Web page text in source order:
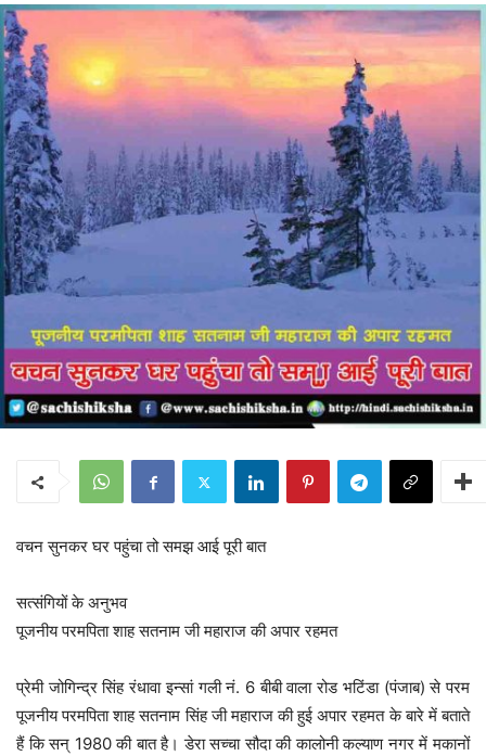
वचन सुनकर घर पहुंचा तो समझ आई पूरी बात
सत्संगियों के अनुभव
पूजनीय परमपिता शाह सतनाम जी महाराज की अपार रहमत
प्रेमी जोगिन्द्र सिंह रंधावा इन्सां गली नं. 6 बीबी वाला रोड भटिंडा (पंजाब) से परम
पूजनीय परमपिता शाह सतनाम सिंह जी महाराज की हुई अपार रहमत के बारे में बताते
हैं कि सन् 1980 की बात है। डेरा सच्चा सौदा की कालोनी कल्याण नगर में मकानों